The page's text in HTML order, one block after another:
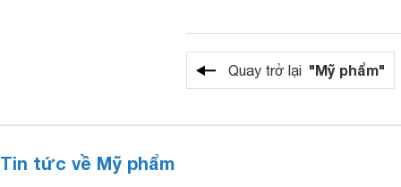
Quay trở lại "Mỹ phẩm"
Tin tức về Mỹ phẩm